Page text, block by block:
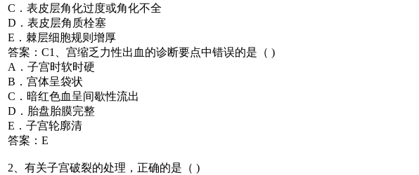
C．表皮层角化过度或角化不全
D．表皮层角质栓塞
E．棘层细胞规则增厚
答案：C1、宫缩乏力性出血的诊断要点中错误的是（ )
A．子宫时软时硬
B．宫体呈袋状
C．暗红色血呈间歇性流出
D．胎盘胎膜完整
E．子宫轮廓清
答案：E
2、有关子宫破裂的处理，正确的是（ )